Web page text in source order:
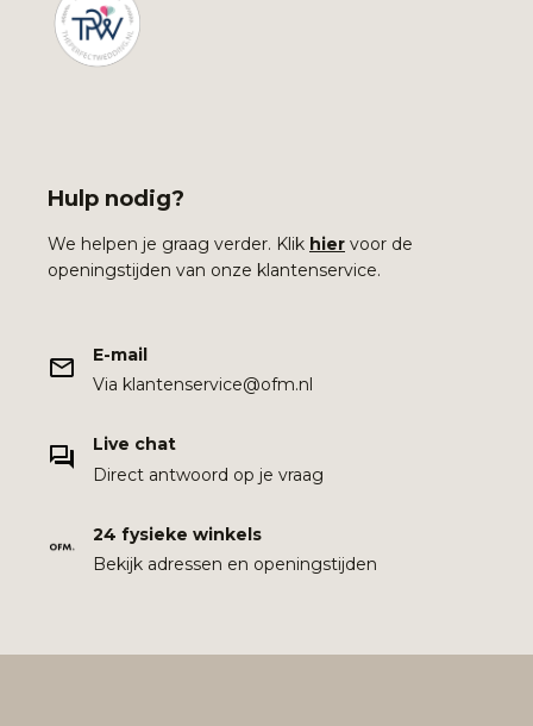
Hulp nodig?
We helpen je graag verder. Klik hier voor de
openingstijden van onze klantenservice.
E-mail
Via klantenservice@ofm.nl
Live chat
Direct antwoord op je vraag
24 fysieke winkels
Bekijk adressen en openingstijden